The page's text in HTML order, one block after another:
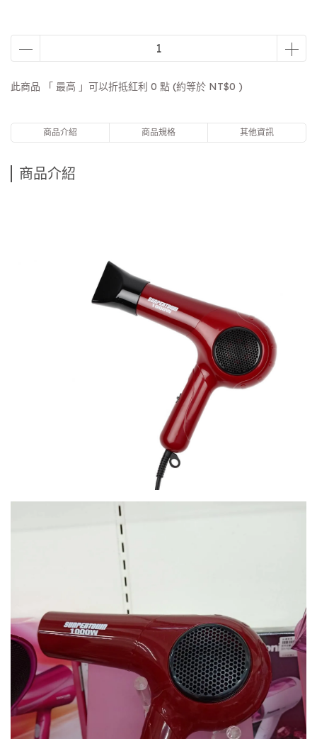
此商品 「 最高 」可以折抵紅利 0 點 (約等於 NT$0 )
商品介紹 商品規格 其他資訊
商品介紹